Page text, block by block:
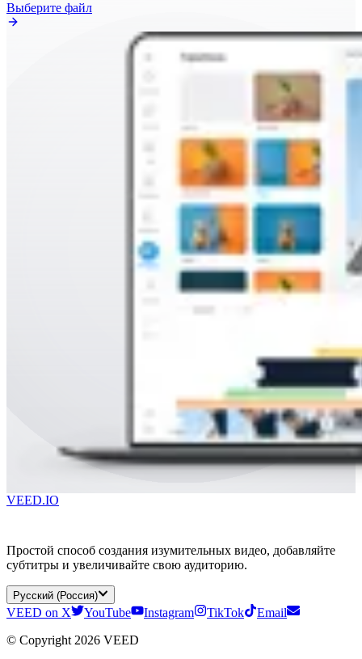
Выберите файл
VEED.IO
Простой способ создания изумительных видео, добавляйте
субтитры и увеличивайте свою аудиторию.
Русский (Россия)
VEED on X YouTube Instagram TikTok
Email
© Copyright 2026 VEED